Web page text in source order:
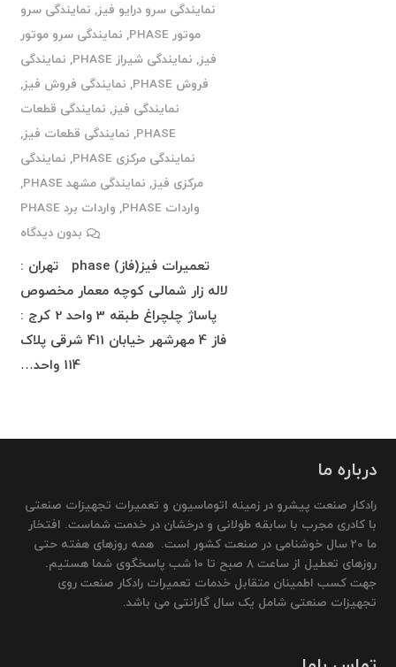
نمایندگی سرو درایو فیز, نمایندگی سرو
موتور PHASE
, نمایندگی سرو موتور
فیز, نمایندگی شیراز PHASE , نمایندگی
فروش PHASE
, نمایندگی فروش فیز,
نمایندگی فیز, نمایندگی قطعات
PHASE
, نمایندگی قطعات فیز,
نمایندگی مرکزی PHASE
, نمایندگی
مرکزی فیز, نمایندگی مشهد PHASE
,
واردات PHASE
, واردات برد PHASE
بدون دیدگاه
تعمیرات فیز(فاز) phase تهران :
لاله زار شمالی کوچه معمار مخصوص
پاساژ چلچراغ طبقه 3 واحد 2 کرج :
فاز 4 مهرشهر خیابان 411 شرقی پلاک
114 واحد…
درباره ما
رادکار صنعت پیشرو در زمینه اتوماسیون و تعمیرات تجهیزات صنعتی
با کادری مجرب با سابقه طولانی و درخشان در خدمت شماست. افتخار
ما 20 سال خوشنامی در صنعت کشور است. همه روزهای هفته حتی
روزهای تعطیل از ساعت 8 صبح تا 10 شب پاسخگوی شما هستیم.
جهت کسب اطمینان متقابل خدمات تعمیرات رادکار صنعت روی
تجهیزات صنعتی شامل یک سال گارانتی می باشد.